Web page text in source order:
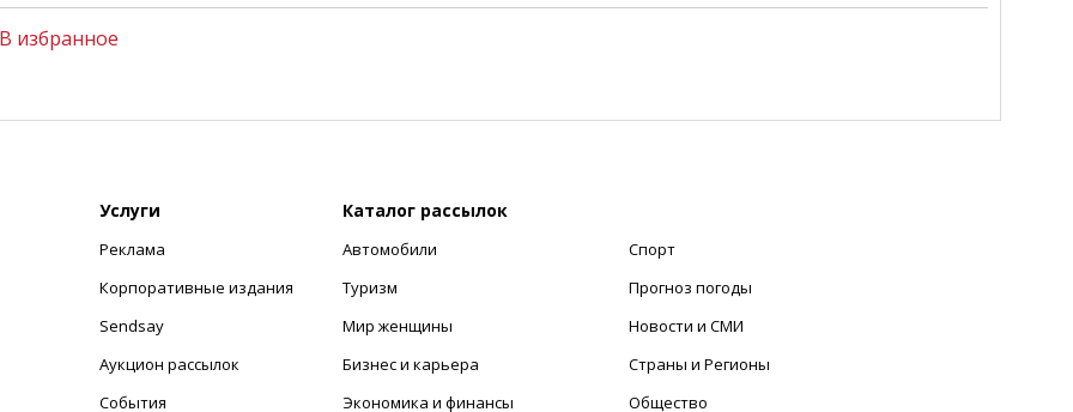
В избранное
Услуги
Реклама
Корпоративные издания
Sendsay
Аукцион рассылок
События
Каталог рассылок
Автомобили
Туризм
Мир женщины
Бизнес и карьера
Экономика и финансы
Спорт
Прогноз погоды
Новости и СМИ
Страны и Регионы
Общество